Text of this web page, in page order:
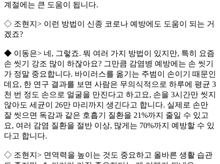
계절에는 큰 도움이 됩니다.
◇ 조현지> 이런 방법이 신종 코로나 예방에도 도움이 되는 거
겠죠?
◆ 이동은> 네, 그렇죠. 뭐 여러 가지 방법이 있지만, 특히 요즘
손 씻기 강조 많이 하잖아요? 그만큼 감염병 예방에는 손 씻기
가 정말 중요합니다. 바이러스를 옮기는 주범이 손이기 때문인
데요, 한 연구 결과를 보면 사람은 무의식적으로 하루에 평균 3
천 번 정도 손으로 얼굴을 만진다고 하고요, 손을 3시간만 씻지
않아도 세균이 26만 마리까지 생긴다고 합니다. 실제로 손만
잘 씻으면 독감과 같은 호흡기 질환을 21%까지 줄일 수 있고
요, 여러 감염 질환을 절반 이상, 많게는 70%까지 예방할 수 있
다고 합니다.
◇ 조현지> 면역력을 높이는 것도 중요하고 올바른 생활 습관